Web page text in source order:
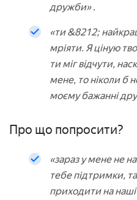
дружби».
«ти &8212;
мріяти. Я ціную
ти міг відчути,
мене, то ніколи б
моєму бажанні
Про що попросити?
«зараз у мене не
тебе підтримки,
приходити на наші